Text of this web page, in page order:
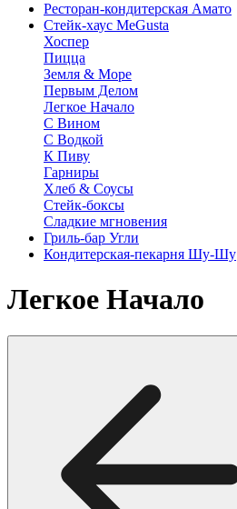
Ресторан-кондитерская Амато
Стейк-хаус MeGusta
Хоспер
Пицца
Земля & Море
Первым Делом
Легкое Начало
С Вином
С Водкой
К Пиву
Гарниры
Хлеб & Соусы
Стейк-боксы
Сладкие мгновения
Гриль-бар Угли
Кондитерская-пекарня Шу-Шу
Легкое Начало